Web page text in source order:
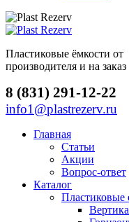
Пластиковые ёмкости от
производителя и на заказ
8 (831) 291-12-22
info1@plastrezerv.ru
Главная
Статьи
Акции
Вопрос-ответ
Каталог
Пластиковые